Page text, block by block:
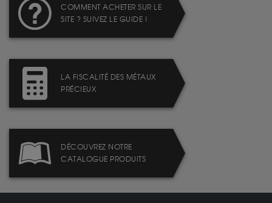
COMMENT ACHETER SUR LE
SITE ? SUIVEZ LE GUIDE !
LA FISCALITÉ DES MÉTAUX
PRÉCIEUX
DÉCOUVREZ NOTRE
CATALOGUE PRODUITS